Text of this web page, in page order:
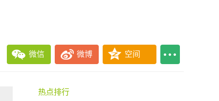
微信 微博 空间
热点排行